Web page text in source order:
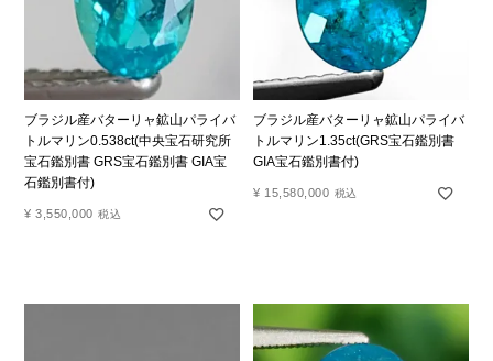
ブラジル産バターリャ鉱山パライバ
トルマリン0.538ct(中央宝石研究所
宝石鑑別書 GRS宝石鑑別書 GIA宝
石鑑別書付)
¥ 3,550,000 税込
ブラジル産バターリャ鉱山パライバ
トルマリン1.35ct(GRS宝石鑑別書
GIA宝石鑑別書付)
¥ 15,580,000 税込